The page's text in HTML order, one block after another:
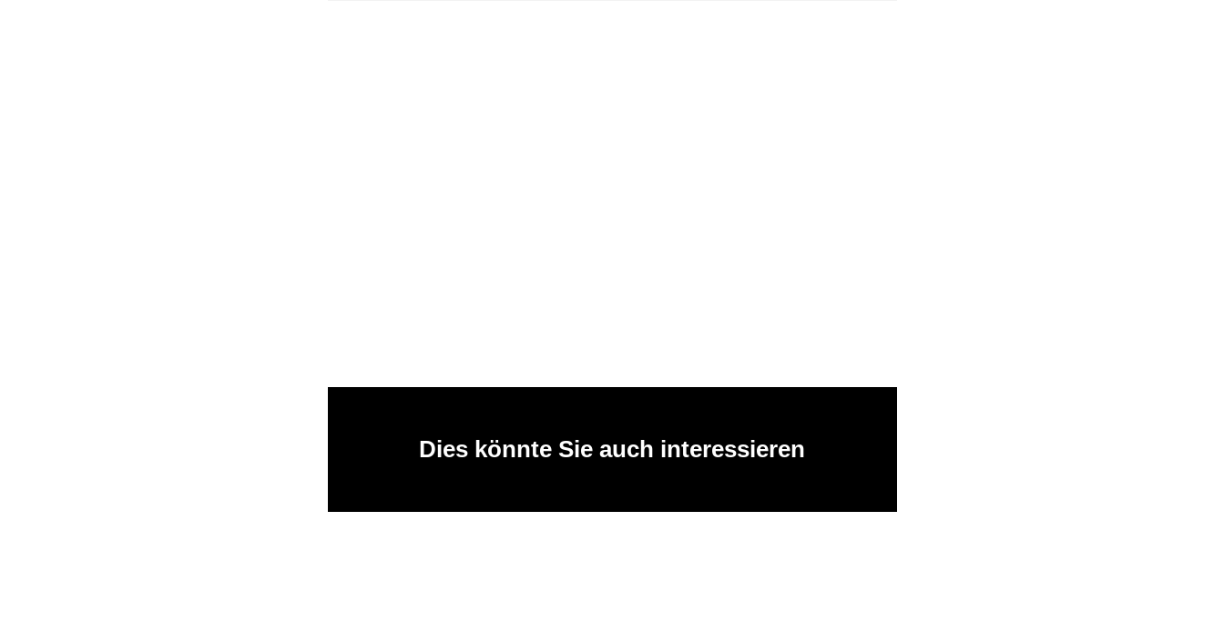
Dies könnte Sie auch interessieren